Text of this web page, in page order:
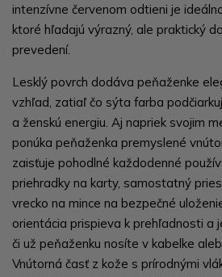
intenzívne červenom odtieni je
ktoré hľadajú výrazný, ale praktický
prevedení.
Lesklý povrch dodáva peňaženke
vzhľad, zatiaľ čo sýta farba
a ženskú energiu. Aj napriek svojim
ponúka peňaženka premyslené
zaisťuje pohodlné každodenné
priehradky na karty, samostatný
vrecko na mince na bezpečné
orientácia prispieva k prehľadnosti a
či už peňaženku nosíte v kabelke
Vnútorná časť z kože s prírodnými